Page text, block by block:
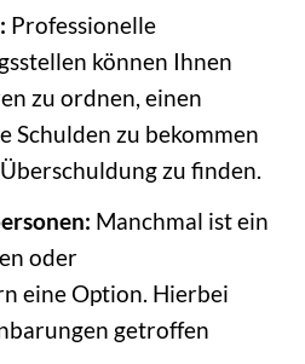
Professionelle
können Ihnen
zu ordnen, einen
Schulden zu bekommen
zu finden.
Manchmal ist ein
oder
eine Option. Hierbei
getroffen